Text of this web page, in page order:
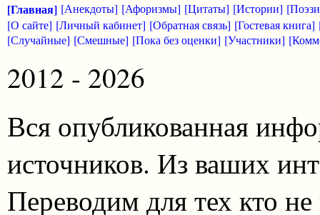
[Главная] [Анекдоты] [Афоризмы] [Цитаты] [Истории]
[О сайте] [Личный кабинет] [Обратная связь] [Гостевая книга]
[Случайные] [Смешные] [Пока без оценки] [Участники]
2012 - 2026
Вся опубликованная
источников. Из ваших
Переводим для тех кто